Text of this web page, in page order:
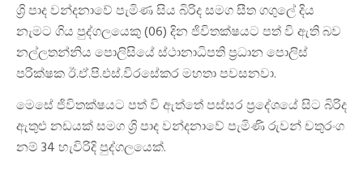
ශ්‍රි පාද වන්දනාවේ පැමිණ සිය බිරිද සමග සීත ගගුලේ දිය
නැමට ගිය පුද්ගලයෙකු (06) දින ජිවිතක්ෂයට පත් වි ඇති බව
නල්ලතන්නිය පොලිසියේ ස්ථානාධිපති ප්‍රධාන පොලිස්
පරික්ෂක ඊ.ඒ.පි.එස්.විරසේකර මහතා පවසනවා.
මෙසේ ජිවිතක්ෂයට පත් වි ඇත්තේ පස්සර ප්‍රදේශයේ සිට බිරිද
ඇතුළු නඩයක් සමග ශ්‍රි පාද වන්දනාවේ පැමිණි රුවන් චතුරංග
නම් 34 හැවිරිදි පුද්ගලයෙක්.